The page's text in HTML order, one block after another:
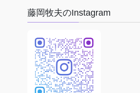
藤岡牧夫のInstagram